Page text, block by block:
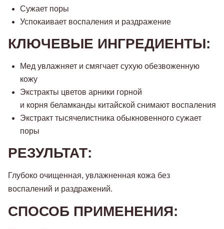
Сужает поры
Успокаивает воспаления и раздражение
КЛЮЧЕВЫЕ ИНГРЕДИЕНТЫ:
Мед увлажняет и смягчает сухую обезвоженную
кожу
Экстракты цветов арники горной
и корня беламканды китайской снимают воспаления
Экстракт тысячелистника обыкновенного сужает
поры
РЕЗУЛЬТАТ:
Глубоко очищенная, увлажненная кожа без
воспалений и раздражений.
СПОСОБ ПРИМЕНЕНИЯ: